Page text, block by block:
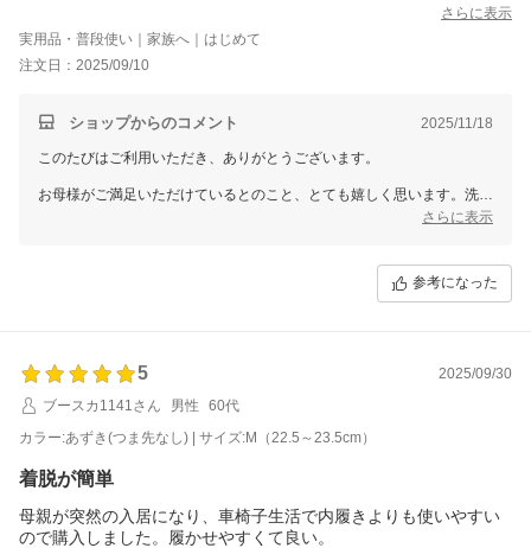
さらに表示
実用品・普段使い｜家族へ｜はじめて
注文日：2025/09/10
ショップからのコメント 2025/11/18
このたびはご利用いただき、ありがとうございます。
お母様がご満足いただけているとのこと、とても嬉しく思います。洗い
替え用にお選びいただき、また履きやすさを喜んでいただけたことに心
カラーやサイズが豊富である点もご評価いただき、私たちも励みになり
ます。今後ともお客様にご満足いただける商品をお届けできるよう努め
さらに表示
参考になった
5
2025/09/30
ブースカ1141さん
男性
60代
カラー:あずき(つま先なし) | サイズ:M（22.5～23.5cm）
着脱が簡単
母親が突然の入居になり、車椅子生活で内履きよりも使いやすい
ので購入しました。履かせやすくて良い。